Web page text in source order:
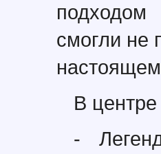
смогли не
В
-